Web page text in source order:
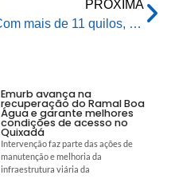
PRÓXIMA
Com mais de 11 quilos, produtor do Catuaba vence o concurso de macaxeira mais pesada
Emurb avança na
recuperação do Ramal Boa
Água e garante melhores
condições de acesso no
Quixadá
Intervenção faz parte das ações de
manutenção e melhoria da
infraestrutura viária da